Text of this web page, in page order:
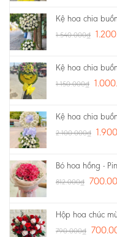
Kệ hoa chia
1.540.000₫
Kệ hoa chia
1.150.000₫
Kệ hoa chia
2.100.000₫
Bó hoa hồng -
812.000₫
Hộp hoa chúc
790.000₫